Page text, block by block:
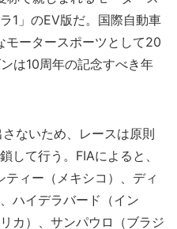
1」のEV版だ。国際自動車
モータースポーツとして20
は10周年の記念すべき年
ないため、レースは原則
して行う。FIAによると、
ィー（メキシコ）、ディ
ハイデラバード（イン
カ）、サンパウロ（ブラジ